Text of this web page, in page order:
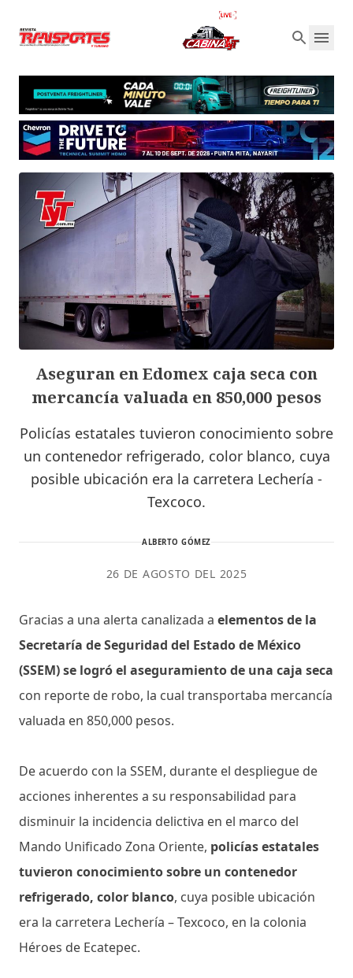
Aseguran en Edomex caja seca con
mercancía valuada en 850,000 pesos
Policías estatales tuvieron conocimiento sobre
un contenedor refrigerado, color blanco, cuya
posible ubicación era la carretera Lechería -
Texcoco.
ALBERTO GÓMEZ
26 DE AGOSTO DEL 2025
Gracias a una alerta canalizada a elementos de la
Secretaría de Seguridad del Estado de México
(SSEM) se logró el aseguramiento de una caja seca
con reporte de robo, la cual transportaba mercancía
valuada en 850,000 pesos.
De acuerdo con la SSEM, durante el despliegue de
acciones inherentes a su responsabilidad para
disminuir la incidencia delictiva en el marco del
Mando Unificado Zona Oriente, policías estatales
tuvieron conocimiento sobre un contenedor
refrigerado, color blanco, cuya posible ubicación
era la carretera Lechería – Texcoco, en la colonia
Héroes de Ecatepec.